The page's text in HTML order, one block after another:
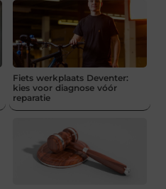
Fiets werkplaats Deventer:
kies voor diagnose vóór
reparatie